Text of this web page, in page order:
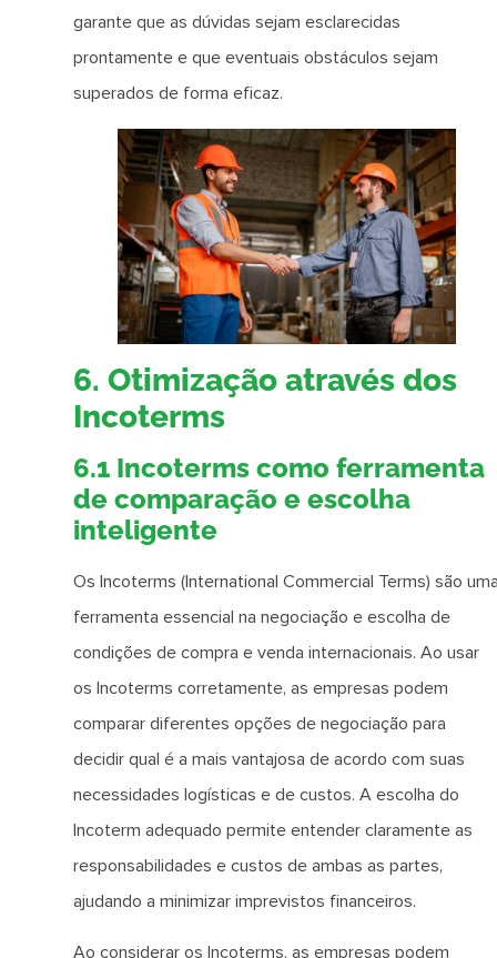
garante que as dúvidas sejam esclarecidas
prontamente e que eventuais obstáculos sejam
superados de forma eficaz.
6. Otimização através dos
Incoterms
6.1 Incoterms como ferramenta
de comparação e escolha
inteligente
Os Incoterms (International Commercial Terms) são
ferramenta essencial na negociação e escolha de
condições de compra e venda internacionais. Ao usar
os Incoterms corretamente, as empresas podem
comparar diferentes opções de negociação para
decidir qual é a mais vantajosa de acordo com suas
necessidades logísticas e de custos. A escolha do
Incoterm adequado permite entender claramente as
responsabilidades e custos de ambas as partes,
ajudando a minimizar imprevistos financeiros.
Ao considerar os Incoterms, as empresas podem